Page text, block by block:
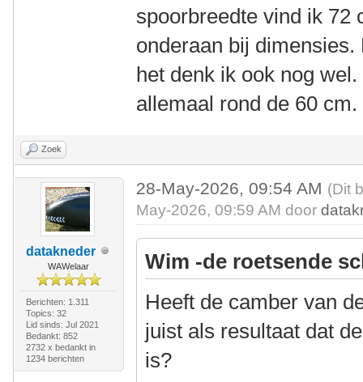
spoorbreedte vind ik 72
onderaan bij
het denk ik ook nog
allemaal rond de 60 cm.
Zoek
datakneder
WAWelaar
Berichten: 1.311
Topics: 32
Lid sinds: Jul 2021
Bedankt: 852
2732 x bedankt in
1234 berichten
28-May-2026, 09:54 AM (Dit
May-2026, 09:59 AM door
Wim -de roetsende
Heeft de camber van
juist als resultaat dat
is?